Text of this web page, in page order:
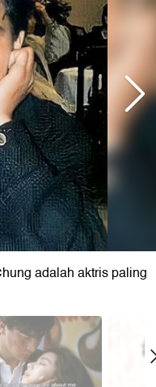
adalah aktris paling